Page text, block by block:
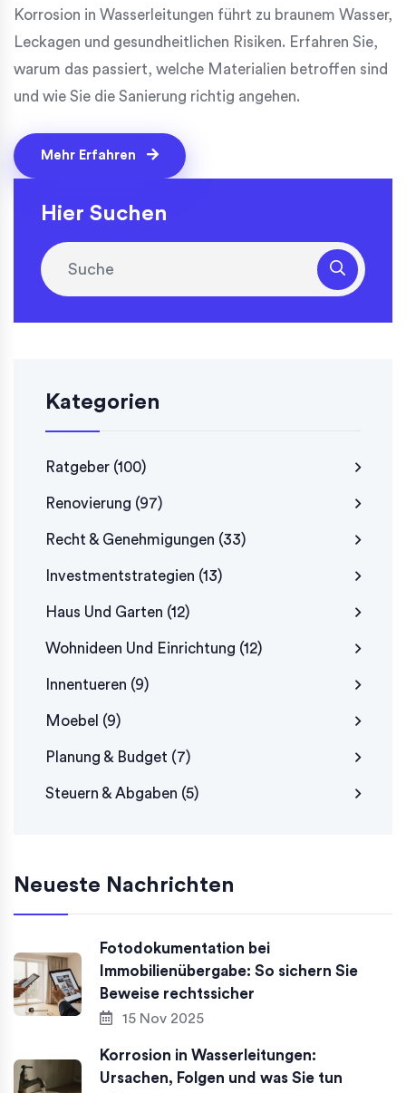
Korrosion in Wasserleitungen führt zu braunem Wasser,
Leckagen und gesundheitlichen Risiken. Erfahren Sie,
warum das passiert, welche Materialien betroffen sind
und wie Sie die Sanierung richtig angehen.
Mehr Erfahren
Hier Suchen
Kategorien
Ratgeber (100)
Renovierung (97)
Recht & Genehmigungen (33)
Investmentstrategien (13)
Haus Und Garten (12)
Wohnideen Und Einrichtung (12)
Innentueren (9)
Moebel (9)
Planung & Budget (7)
Steuern & Abgaben (5)
Neueste Nachrichten
Fotodokumentation bei
Immobilienübergabe: So sichern Sie
Beweise rechtssicher
15 Nov 2025
Korrosion in Wasserleitungen:
Ursachen, Folgen und was Sie tun